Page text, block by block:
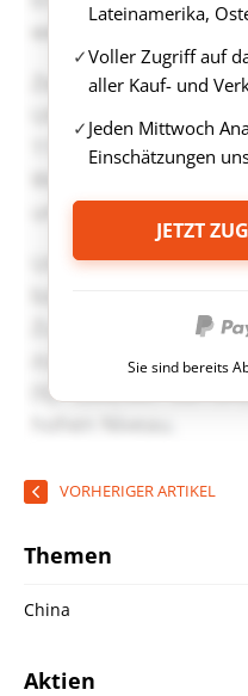
Lateinamerika,
Voller Zugriff auf
aller Kauf- und
Jeden Mittwoch
Einschätzungen
JETZT
Sie sind bereits
VORHERIGER ARTIKEL
Themen
China
Aktien